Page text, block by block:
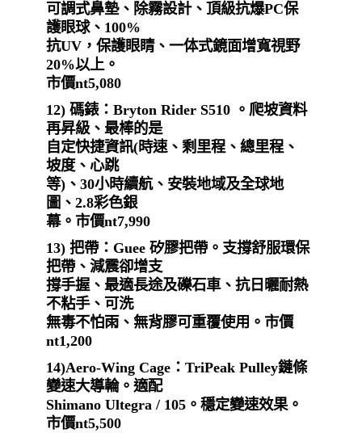
可調式鼻墊、除霧設計、頂級抗爆PC保
護眼球、100%
抗UV，保護眼睛、一体式鏡面增寬視野
20%以上。
市價nt5,080
12) 碼錶：Bryton Rider S510 。爬坡資料
再昇級、最棒的是
自定快捷資訊(時速、剩里程、總里程、
坡度、心跳
等)、30小時續航、安裝地域及全球地
圖、2.8彩色銀
幕。市價nt7,990
13) 把帶： Guee 矽膠把帶。支撐舒服環保
把帶、減震卻增支
撐手握、最適長途及礫石車、抗日曬耐熱
不粘手、可洗
無毒不怕雨、無背膠可重覆使用。市價
nt1,200
14)Aero-Wing Cage：TriPeak Pulley鏈條
變速大導輪。適配
Shimano Ultegra / 105。穩定變速效果。
市價nt5,500